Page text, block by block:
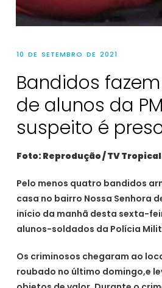
10 DE SETEMBRO DE 2021
Bandidos
de alunos da
suspeito é
Foto: Reprodução / TV Tropical
Pelo menos quatro bandidos
casa no bairro Nossa Senhora
início da manhã desta sexta-
alunos-soldados da Polícia
Os criminosos chegaram ao
roubado no último domingo,e